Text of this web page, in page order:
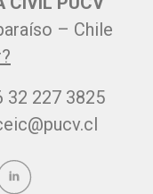
– Chile
32 227 3825